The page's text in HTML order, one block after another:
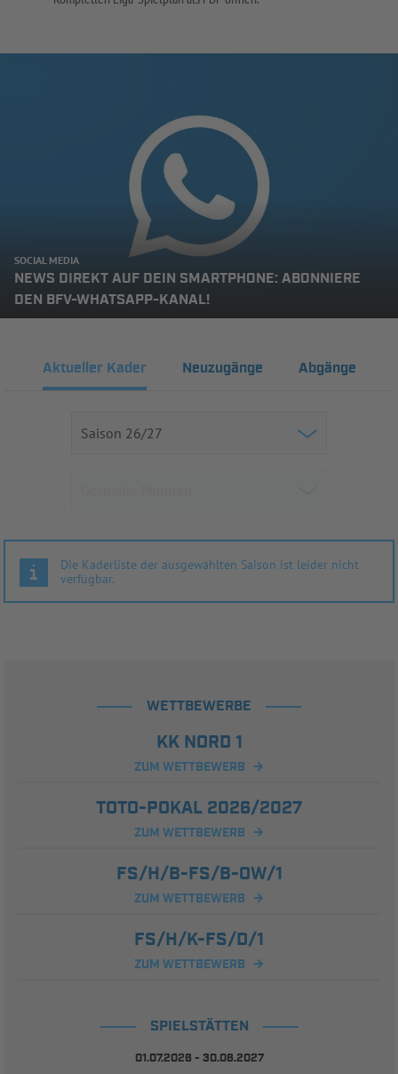
SOCIAL MEDIA
NEWS DIREKT AUF DEIN SMARTPHONE: ABONNIERE
DEN BFV-WHATSAPP-KANAL!
Aktueller Kader Neuzugänge Abgänge
Die Kaderliste der ausgewählten Saison ist leider nicht
verfügbar.
WETTBEWERBE
KK NORD 1
ZUM WETTBEWERB
TOTO-POKAL 2026/2027
ZUM WETTBEWERB
FS/H/B-FS/B-OW/1
ZUM WETTBEWERB
FS/H/K-FS/D/1
ZUM WETTBEWERB
SPIELSTÄTTEN
01.07.2026 - 30.06.2027